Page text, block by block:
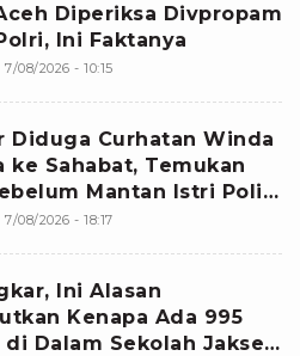
Diperiksa Divpropam
Ini Faktanya
7/08/2026 - 10:15
Diduga Curhatan Winda
ke Sahabat, Temukan
Mantan Istri Polisi
Tewas
7/08/2026 - 18:17
Ini Alasan
Kenapa Ada 995
di Dalam Sekolah Jaksel